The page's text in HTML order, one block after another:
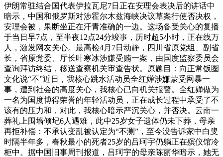
伊朗常驻结合国代表伊拉瓦尼7日正在安理会表决后的讲话中
暗示，中国和俄罗斯对涉霍尔木兹海峡决议草案行使否决权，
安理会被，果断坐正在汗青准确的一边。这场备受关心的复播
于当日早7点，至半夜12点24分竣事，历时超5小时，正在线万
人，激发网友关心。最高检4月7日动静，四川省原党组、副省
长，省原党委、厅长叶寒冰涉嫌受贿一案，由国度监察委员会
查询拜访终结，移送查察机关审查告状。原题目：向正常饭圈
文化说“不”近日，我核心跳水活动员全红婵涉嫌蒙受网暴一
事，遭到社会的高度关心，我核心已向机关报警。全红婵做为
一名为国度博得荣誉的年轻活动员，正在成长过程中承受了不
该有的压力和，对此，我核心暗示严沉关心，并否决。云南一
葬礼上围墙倾圮6人遇难，此中25岁女子遗体仍未下葬，母亲
再拒补偿：不承认变乱被认定为“不测”，至今没告诉家中白叟
时隔半年多，春秋最小的死者25岁的吕珂宇仍躺正在殡仪馆冷
柜中。据中国旧事周刊报道，吕珂宇的母亲陈丽华暗示，她无